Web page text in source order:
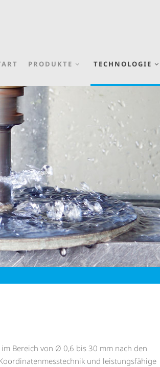
PRODUKTE TECHNOLOGIE
Bereich von Ø 0,6 bis 30 mm nach den
und leistungsfähige